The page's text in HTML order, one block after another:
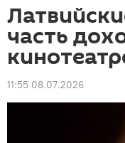
часть
11:55 08.07.2026